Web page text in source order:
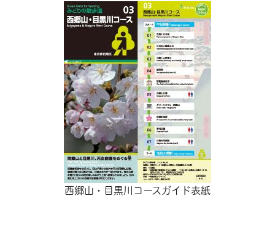
西郷山・目黒川コースガイド表紙